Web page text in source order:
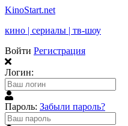
KinoStart.net
кино | сериалы | тв-шоу
Войти Регистрация
Логин:
Пароль: Забыли пароль?